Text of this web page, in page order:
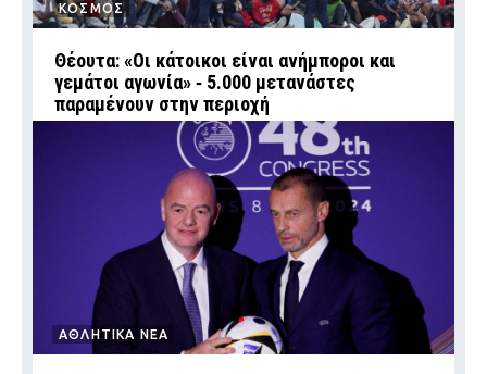
ΚΟΣΜΟΣ
Θέουτα: «Οι κάτοικοι είναι ανήμποροι και
γεμάτοι αγωνία» ‑ 5.000 μετανάστες
παραμένουν στην περιοχή
ΑΘΛΗΤΙΚΑ ΝΕΑ